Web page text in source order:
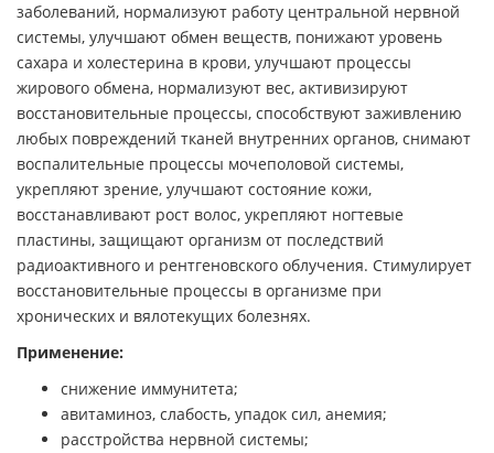
заболеваний, нормализуют работу центральной нервной
системы, улучшают обмен веществ, понижают уровень
сахара и холестерина в крови, улучшают процессы
жирового обмена, нормализуют вес, активизируют
восстановительные процессы, способствуют заживлению
любых повреждений тканей внутренних органов, снимают
воспалительные процессы мочеполовой системы,
укрепляют зрение, улучшают состояние кожи,
восстанавливают рост волос, укрепляют ногтевые
пластины, защищают организм от последствий
радиоактивного и рентгеновского облучения. Стимулирует
восстановительные процессы в организме при
хронических и вялотекущих болезнях.
Применение:
снижение иммунитета;
авитаминоз, слабость, упадок сил, анемия;
расстройства нервной системы;